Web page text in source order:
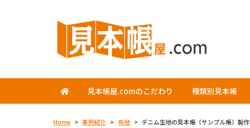
見本帳屋.comのこだわり 種類別見本帳
Home > 事例紹介 > 布地 > デニム生地の見本帳（サンプル帳）製作